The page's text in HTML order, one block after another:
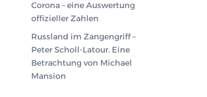
Corona – eine Auswertung
offizieller Zahlen
Russland im Zangengriff –
Peter Scholl-Latour. Eine
Betrachtung von Michael
Mansion